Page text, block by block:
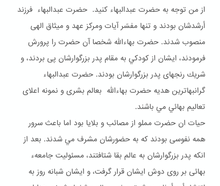
از من توجه به حضرت عبدالبهاء كنيد. حضرت عبدالبهاء فرزند
أرشدشان بودند و تنها مفسّر آيات ومركز عهد و ميثاق الهى
منصوب شدند. حضرت بهاءالله شخصا آن حضرت را پرورش
فرمودند، ايشان از كودكي به مقام پدر بزرگوارشان پى بردند، و
شريك رنجهاى پدر بزرگوارشان بودند. حضرت عبدالبهاء
گرانبهاترين هديه حضرت بهاءالله بعالم بشرى و نمونه اعلاى
تعاليم بهائي مي باشند.
حيات ان حضرت مملو از مصائب و بلايا بود اما باعث سرور
همه نفوسى بودند كه به حضورشان مشرف مي شدند. بعد از
انكه پدر بزرگوارشان به عالم بقا شتافتند، مسئوليت جامعهء
بهائى بر روى دوش ايشان قرار گرفت، و ايشان شبانه روز به